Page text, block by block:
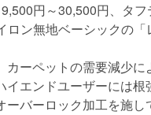
円～30,500円、タ
ロン無地ベーシックの
ーペットの需要減少
エンドユーザーには根
バーロック加工を施